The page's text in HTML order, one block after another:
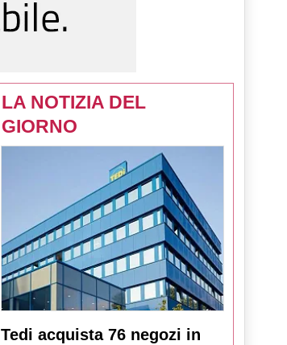
LA NOTIZIA DEL
GIORNO
Tedi acquista 76 negozi in